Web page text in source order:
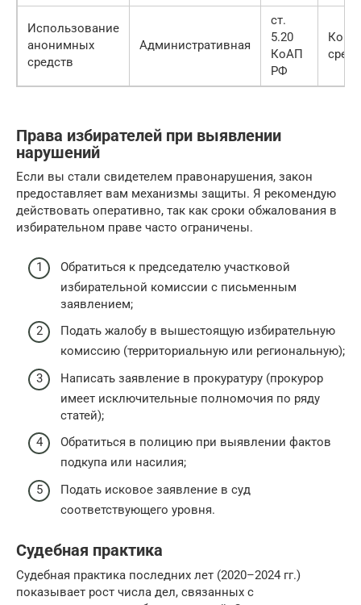
Использование
анонимных
средств
Административная
ст.
5.20
КоАП
РФ
Права избирателей при выявлении
нарушений
Если вы стали свидетелем правонарушения, закон
предоставляет вам механизмы защиты. Я рекомендую
действовать оперативно, так как сроки обжалования в
избирательном праве часто ограничены.
Обратиться к председателю участковой
избирательной комиссии с письменным
заявлением;
Подать жалобу в вышестоящую избирательную
комиссию (территориальную или региональную);
Написать заявление в прокуратуру (прокурор
имеет исключительные полномочия по ряду
статей);
Обратиться в полицию при выявлении фактов
подкупа или насилия;
Подать исковое заявление в суд
соответствующего уровня.
Судебная практика
Судебная практика последних лет (2020–2024 гг.)
показывает рост числа дел, связанных с